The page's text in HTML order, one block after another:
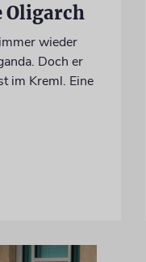
Oligarch
wieder
Doch er
im Kreml. Eine